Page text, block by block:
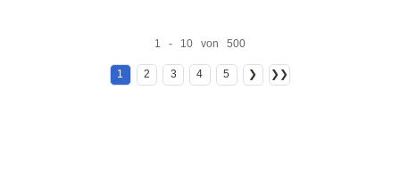
1 - 10 von 500
1 2 3 4 5 ❯ ❯❯